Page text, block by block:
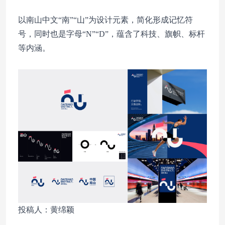
以南山中文“南”“山”为设计元素，简化形成记忆符
号，同时也是字母“N”“D”，蕴含了科技、旗帜、标杆
等内涵。
投稿人：黄绵颖